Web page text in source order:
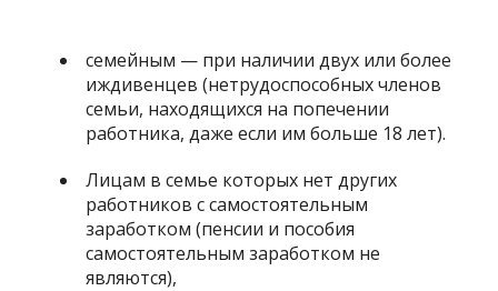
семейным — при наличии двух или более
иждивенцев (нетрудоспособных членов
семьи, находящихся на попечении
работника, даже если им больше 18 лет).
Лицам в семье которых нет других
работников с самостоятельным
заработком (пенсии и пособия
самостоятельным заработком не
являются),